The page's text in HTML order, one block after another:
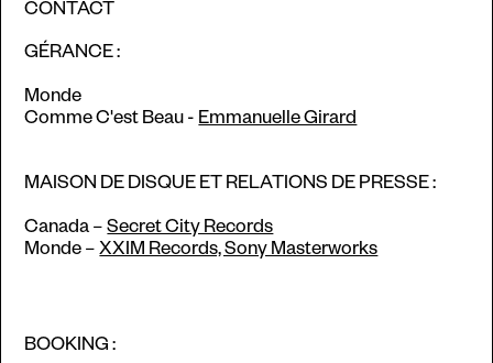
CONTACT
GÉRANCE :
Monde
Comme C'est Beau -Emmanuelle Girard
MAISON DE DISQUE ET RELATIONS DE PRESSE :
Canada –Secret City Records
Monde –XXIM Records, Sony Masterworks
BOOKING :